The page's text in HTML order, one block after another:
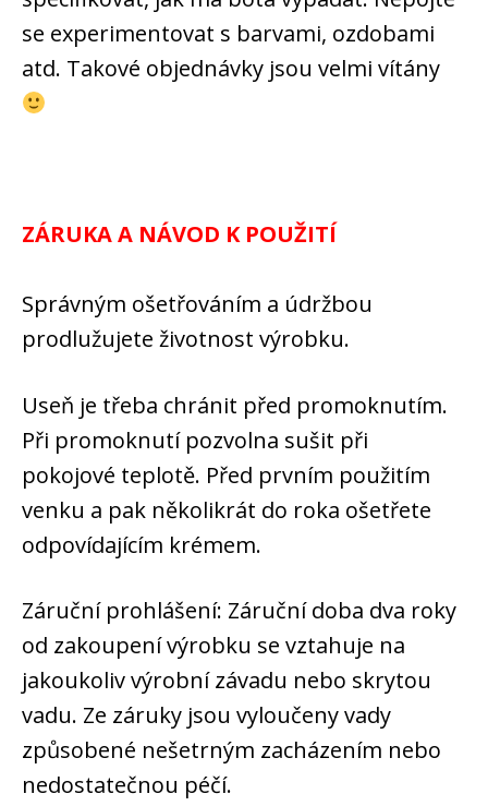
se experimentovat s barvami, ozdobami
atd. Takové objednávky jsou velmi vítány
ZÁRUKA A NÁVOD K POUŽITÍ
Správným ošetřováním a údržbou
prodlužujete životnost výrobku.
Useň je třeba chránit před promoknutím.
Při promoknutí pozvolna sušit při
pokojové teplotě. Před prvním použitím
venku a pak několikrát do roka ošetřete
odpovídajícím krémem.
Záruční prohlášení: Záruční doba dva roky
od zakoupení výrobku se vztahuje na
jakoukoliv výrobní závadu nebo skrytou
vadu. Ze záruky jsou vyloučeny vady
způsobené nešetrným zacházením nebo
nedostatečnou péčí.